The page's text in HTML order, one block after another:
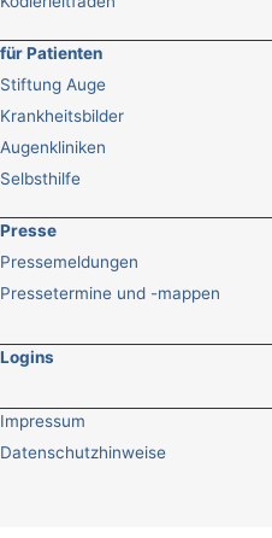
für Patienten
Stiftung Auge
Krankheitsbilder
Augenkliniken
Selbsthilfe
Presse
Pressemeldungen
Pressetermine und -mappen
Logins
Impressum
Datenschutzhinweise